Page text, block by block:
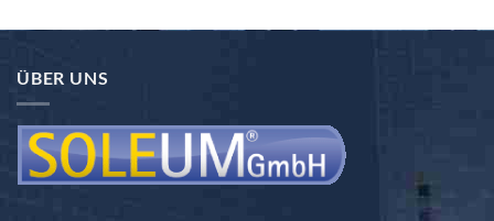
2.260,00 €
ÜBER UNS